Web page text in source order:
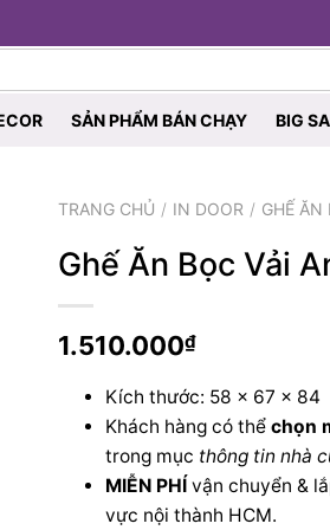
SẢN PHẨM BÁN CHẠY BIG
TRANG CHỦ IN DOOR GHẾ ĂN
Ghế Ăn Bọc Vải
1.510.000₫
Kích thước: 58 x 67 x 84
Khách hàng có thể chọn
trong mục thông tin nhà
MIỄN PHÍvận chuyển &
vực nội thành HCM.